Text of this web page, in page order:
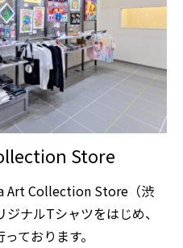
Store
Art Collection Store（渋
ナルTシャツをはじめ、
ております。